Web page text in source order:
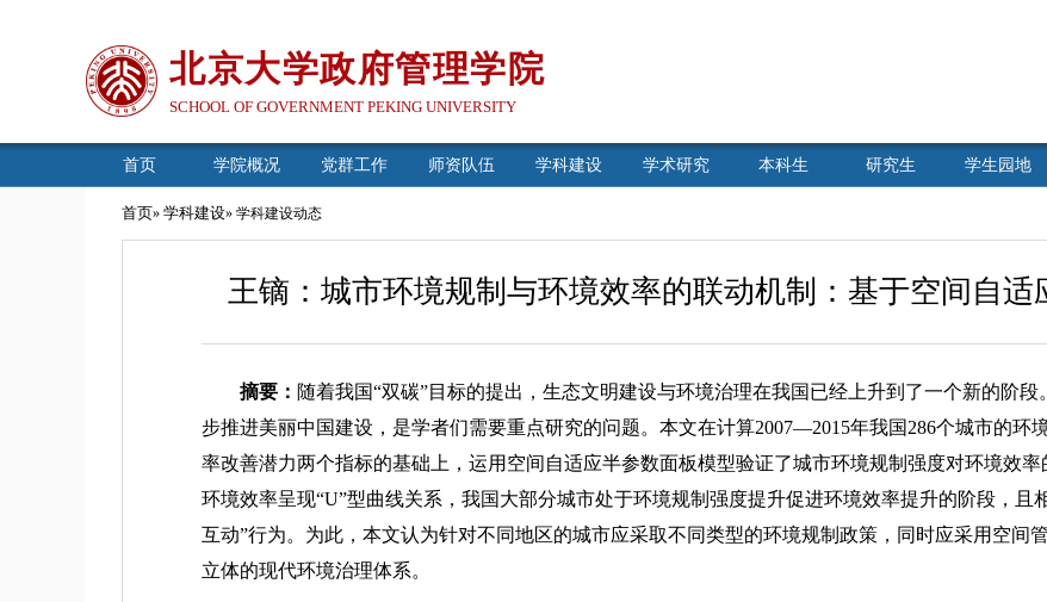
北京大学政府管理学院
SCHOOL OF GOVERNMENT PEKING UNIVERSITY
首页 学院概况 党群工作 师资队伍 学科建设 学术研究 本科生 研究生 学生园地
首页» 学科建设» 学科建设动态
王镝：城市环境规制与环境效率的联动机制：基于空间自
摘要： 随着我国“双碳”目标的提出，生态文明建设与环境治理在我国已经上升到了一个新的阶
步推进美丽中国建设，是学者们需要重点研究的问题。本文在计算2007—2015年我国286个城市的环
率改善潜力两个指标的基础上，运用空间自适应半参数面板模型验证了城市环境规制强度对环境效
环境效率呈现“U”型曲线关系，我国大部分城市处于环境规制强度提升促进环境效率提升的阶段，且
互动”行为。为此，本文认为针对不同地区的城市应采取不同类型的环境规制政策，同时应采用空间
立体的现代环境治理体系。